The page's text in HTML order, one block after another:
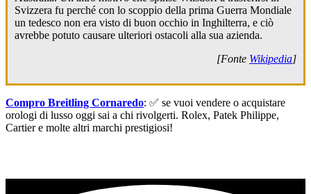
Svizzera fu perché con lo scoppio della prima Guerra Mondiale
un tedesco non era visto di buon occhio in Inghilterra, e ciò
avrebbe potuto causare ulteriori ostacoli alla sua azienda.
[Fonte Wikipedia]
Compro Breitling Cornaredo: ✅ se vuoi vendere o acquistare
orologi di lusso oggi sai a chi rivolgerti. Rolex, Patek Philippe,
Cartier e molte altri marchi prestigiosi!